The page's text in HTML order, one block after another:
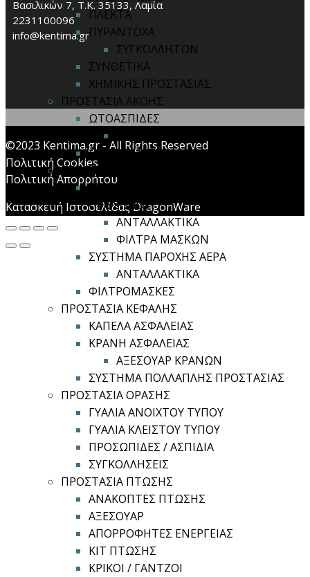
ΠΛΕΚΤΑ
ΠΥΡΑΝΤΟΧΑ
ΣΥΓΚΟΛΛΗΤΩΝ
ΣΥΝΘΕΤΙΚΑ
ΧΗΜΙΚΗΣ ΠΡΟΣΤΑΣΙΑΣ
ΠΡΟΣΤΑΣΙΑ ΑΚΟΗΣ
ΩΤΟΑΣΠΙΔΕΣ
ΩΤΟΠΩΜΑΤΑ
ΠΡΟΣΤΑΣΙΑ ΑΝΑΠΝΟΗΣ
ΜΑΣΚΕΣ ΙΜΙΣΕΩΣ / ΟΛΟΚΛΗΡΟΥ
ΠΡΟΣΩΠΟΥ
ΑΝΤΑΛΛΑΚΤΙΚΑ
ΦΙΛΤΡΑ ΜΑΣΚΩΝ
ΣΥΣΤΗΜΑ ΠΑΡΟΧΗΣ ΑΕΡΑ
ΑΝΤΑΛΛΑΚΤΙΚΑ
ΦΙΛΤΡΟΜΑΣΚΕΣ
ΠΡΟΣΤΑΣΙΑ ΚΕΦΑΛΗΣ
ΚΑΠΕΛΑ ΑΣΦΑΛΕΙΑΣ
ΚΡΑΝΗ ΑΣΦΑΛΕΙΑΣ
ΑΞΕΣΟΥΑΡ ΚΡΑΝΩΝ
ΣΥΣΤΗΜΑ ΠΟΛΛΑΠΛΗΣ ΠΡΟΣΤΑΣΙΑΣ
ΠΡΟΣΤΑΣΙΑ ΟΡΑΣΗΣ
ΓΥΑΛΙΑ ΑΝΟΙΧΤΟΥ ΤΥΠΟΥ
ΓΥΑΛΙΑ ΚΛΕΙΣΤΟΥ ΤΥΠΟΥ
ΠΡΟΣΩΠΙΔΕΣ / ΑΣΠΙΔΙΑ
ΣΥΓΚΟΛΛΗΣΕΙΣ
ΠΡΟΣΤΑΣΙΑ ΠΤΩΣΗΣ
ΑΝΑΚΟΠΤΕΣ ΠΤΩΣΗΣ
ΑΞΕΣΟΥΑΡ
ΑΠΟΡΡΟΦΗΤΕΣ ΕΝΕΡΓΕΙΑΣ
ΚΙΤ ΠΤΩΣΗΣ
ΚΡΙΚΟΙ / ΓΑΝΤΖΟΙ
Βασιλικών 7, Τ.Κ. 35133, Λαμία
2231100096
info@kentima.gr
©2023 Kentima.gr - All Rights Reserved
Πολιτική Cookies
Πολιτική Απορρήτου
Κατασκευή Ιστοσελίδας DragonWare